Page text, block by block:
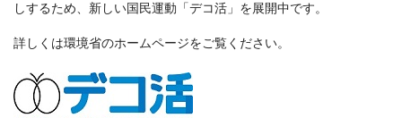
しするため、新しい国民運動「デコ活」を展開中です。
詳しくは環境省のホームページをご覧ください。